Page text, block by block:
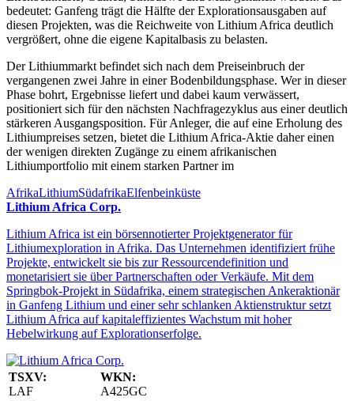
bedeutet: Ganfeng trägt die Hälfte der Explorationsausgaben auf
diesen Projekten, was die Reichweite von Lithium Africa deutlich
vergrößert, ohne die eigene Kapitalbasis zu belasten.
Der Lithiummarkt befindet sich nach dem Preiseinbruch der
vergangenen zwei Jahre in einer Bodenbildungsphase. Wer in dieser
Phase bohrt, Ergebnisse liefert und dabei kaum verwässert,
positioniert sich für den nächsten Nachfragezyklus aus einer deutlich
stärkeren Ausgangsposition. Für Anleger, die auf eine Erholung des
Lithiumpreises setzen, bietet die Lithium Africa-Aktie daher einen
der wenigen direkten Zugänge zu einem afrikanischen
Lithiumportfolio mit einem starken Partner im
AfrikaLithiumSüdafrikaElfenbeinküste
Lithium Africa Corp.
Lithium Africa ist ein börsennotierter Projektgenerator für
Lithiumexploration in Afrika. Das Unternehmen identifiziert frühe
Projekte, entwickelt sie bis zur Ressourcendefinition und
monetarisiert sie über Partnerschaften oder Verkäufe. Mit dem
Springbok-Projekt in Südafrika, einem strategischen Ankeraktionär
in Ganfeng Lithium und einer sehr schlanken Aktienstruktur setzt
Lithium Africa auf kapitaleffizientes Wachstum mit hoher
Hebelwirkung auf Explorationserfolge.
TSXV:
LAF
WKN:
A425GC